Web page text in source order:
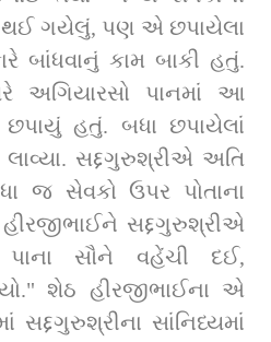
થઈ ગયેલું, પણ એ છપાયેલા
બાંધવાનું કામ બાકી હતું.
અગિયારસો પાનમાં આ
છપાયું હતું. બધા છપાયેલાં
લાવ્યા. સદ્દગુરુશ્રીએ અતિ
જ સેવકો ઉપર પોતાના
હીરજીભાઈને સદ્દગુરુશ્રીએ
સૌને વહેંચી દઈ,
શેઠ હીરજીભાઈના એ
સદ્દગુરુશ્રીના સાંનિધ્યમાં